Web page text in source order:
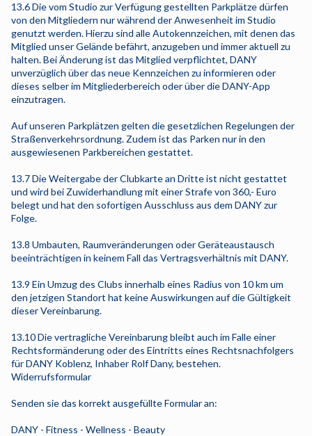
13.6 Die vom Studio zur Verfügung gestellten Parkplätze dürfen
von den Mitgliedern nur während der Anwesenheit im Studio
genutzt werden. Hierzu sind alle Autokennzeichen, mit denen das
Mitglied unser Gelände befährt, anzugeben und immer aktuell zu
halten. Bei Änderung ist das Mitglied verpflichtet, DANY
unverzüglich über das neue Kennzeichen zu informieren oder
dieses selber im Mitgliederbereich oder über die DANY-App
einzutragen.
Auf unseren Parkplätzen gelten die gesetzlichen Regelungen der
Straßenverkehrsordnung. Zudem ist das Parken nur in den
ausgewiesenen Parkbereichen gestattet.
13.7 Die Weitergabe der Clubkarte an Dritte ist nicht gestattet
und wird bei Zuwiderhandlung mit einer Strafe von 360,- Euro
belegt und hat den sofortigen Ausschluss aus dem DANY zur
Folge.
13.8 Umbauten, Raumveränderungen oder Geräteaustausch
beeinträchtigen in keinem Fall das Vertragsverhältnis mit DANY.
13.9 Ein Umzug des Clubs innerhalb eines Radius von 10 km um
den jetzigen Standort hat keine Auswirkungen auf die Gültigkeit
dieser Vereinbarung.
13.10 Die vertragliche Vereinbarung bleibt auch im Falle einer
Rechtsformänderung oder des Eintritts eines Rechtsnachfolgers
für DANY Koblenz, Inhaber Rolf Dany, bestehen.
Widerrufsformular
Senden sie das korrekt ausgefüllte Formular an:
DANY - Fitness - Wellness - Beauty